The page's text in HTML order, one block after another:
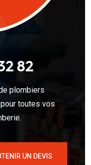
82
plombiers
toutes vos
UN DEVIS